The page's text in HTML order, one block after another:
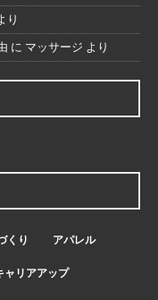
り
に マッサージ より
くり アパレル
ャリアアップ